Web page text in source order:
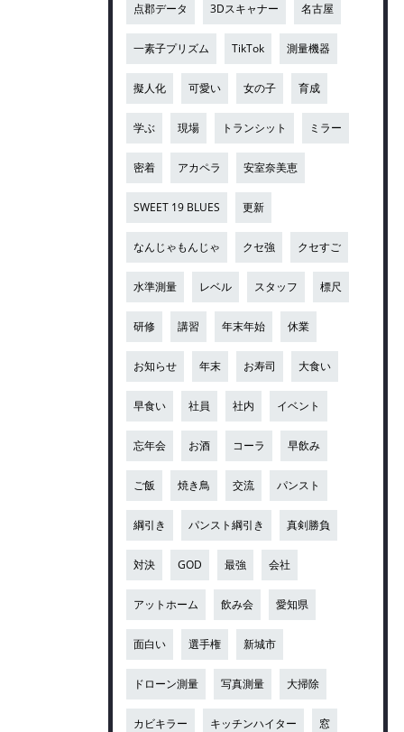
点郡データ 3Dスキャナー 名古屋
一素子プリズム TikTok 測量機器
擬人化 可愛い 女の子 育成
学ぶ 現場 トランシット ミラー
密着 アカペラ 安室奈美恵
SWEET 19 BLUES 更新
なんじゃもんじゃ クセ強 クセすご
水準測量 レベル スタッフ 標尺
研修 講習 年末年始 休業
お知らせ 年末 お寿司 大食い
早食い 社員 社内 イベント
忘年会 お酒 コーラ 早飲み
ご飯 焼き鳥 交流 パンスト
綱引き パンスト綱引き 真剣勝負
対決 GOD 最強 会社
アットホーム 飲み会 愛知県
面白い 選手権 新城市
ドローン測量 写真測量 大掃除
カビキラー キッチンハイター 窓